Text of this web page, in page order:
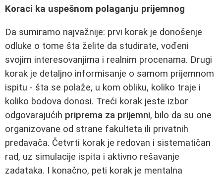
Koraci ka uspešnom polaganju prijemnog
Da sumiramo najvažnije: prvi korak je donošenje
odluke o tome šta želite da studirate, vođeni
svojim interesovanjima i realnim procenama. Drugi
korak je detaljno informisanje o samom prijemnom
ispitu - šta se polaže, u kom obliku, koliko traje i
koliko bodova donosi. Treći korak jeste izbor
odgovarajućih priprema za prijemni, bilo da su one
organizovane od strane fakulteta ili privatnih
predavača. Četvrti korak je redovan i sistematičan
rad, uz simulacije ispita i aktivno rešavanje
zadataka. I konačno, peti korak je mentalna